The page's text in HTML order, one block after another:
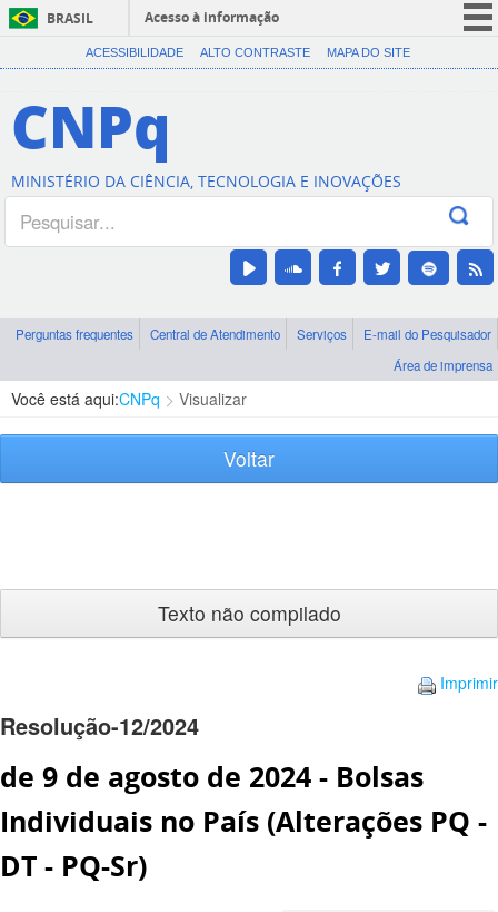
BRASIL
Acesso à informação
CORONAVÍRUS (COVID-19)
Canais
ACESSIBILIDADE ALTO CONTRASTE MAPA DO SITE
CNPq
MINISTÉRIO DA CIÊNCIA, TECNOLOGIA E INOVAÇÕES
Perguntas frequentes Central de Atendimento Serviços
E-mail do Pesquisador
Área de imprensa
Você está aqui:CNPq Visualizar
Voltar
Texto não compilado
Imprimir
Resolução-12/2024
de 9 de agosto de 2024 - Bolsas
Individuais no País (Alterações PQ -
DT - PQ-Sr)